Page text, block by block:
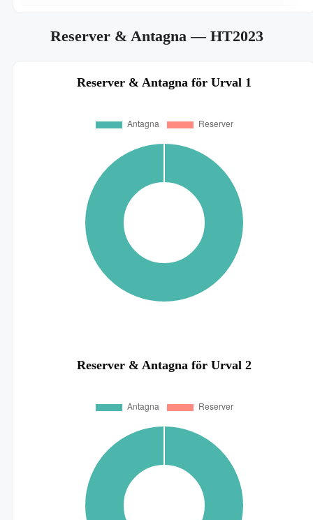
Reserver & Antagna— HT2023
Reserver & Antagna för Urval 1
Reserver & Antagna för Urval 2